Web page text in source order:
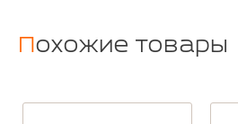
Похожие товары